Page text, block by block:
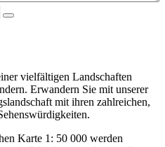
vielfältigen Landschaften
Erwandern Sie mit unserer
mit ihren zahlreichen,
Karte 1: 50 000 werden